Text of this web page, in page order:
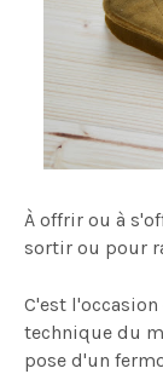
À offrir ou à
sortir ou pour
C'est
technique du
pose d'un